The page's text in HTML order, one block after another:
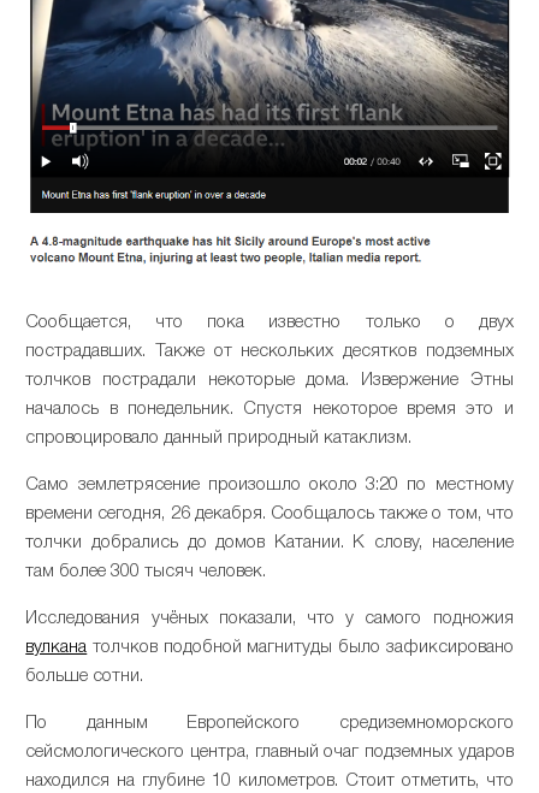
Сообщается, что пока известно только о двух
пострадавших. Также от нескольких десятков подземных
толчков пострадали некоторые дома. Извержение Этны
началось в понедельник. Спустя некоторое время это и
спровоцировало данный природный катаклизм.
Само землетрясение произошло около 3:20 по местному
времени сегодня, 26 декабря. Сообщалось также о том, что
толчки добрались до домов Катании. К слову, население
там более 300 тысяч человек.
Исследования учёных показали, что у самого подножия
вулкана толчков подобной магнитуды было зафиксировано
больше сотни.
По данным Европейского средиземноморского
сейсмологического центра, главный очаг подземных ударов
находился на глубине 10 километров. Стоит отметить, что